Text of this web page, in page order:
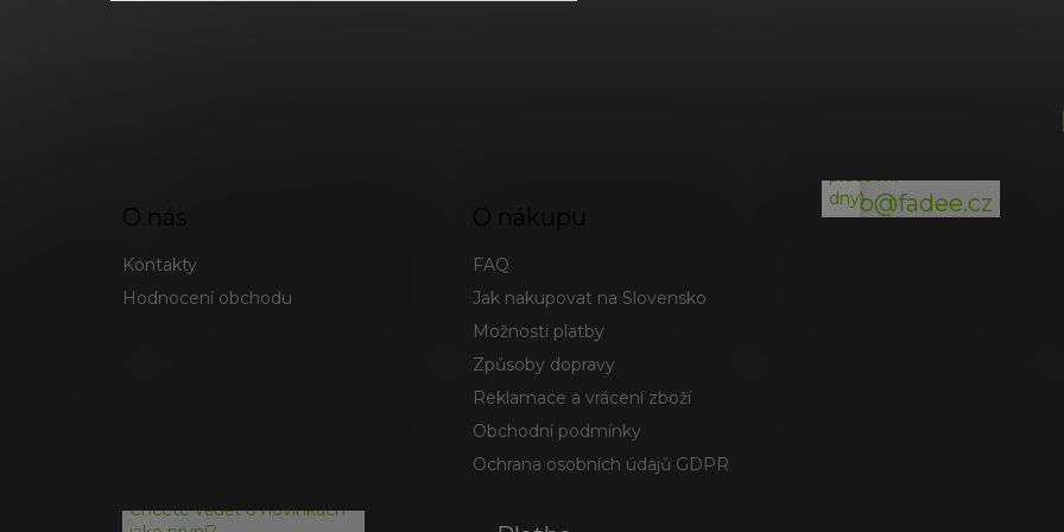
O nás
Kontakty
Hodnocení obchodu
FAQ
Jak nakupovat na Slovensko
Možnosti platby
Způsoby dopravy
Reklamace a vrácení zboží
Obchodní podmínky
Ochrana osobních údajů GDPR
info@fadee.cz
pracovní
dny)
Chcete vědět o novinkách